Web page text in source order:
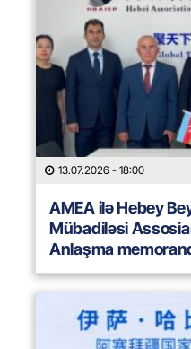
13.07.2026 - 18:00
AMEA ilə Hebey
Mübadiləsi
Anlaşma